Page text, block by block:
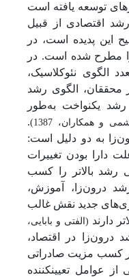
توسعه یافته است
اقتصادی از قبیل
این پدیده است، در
مطرح شده است. در
الگوی نئوکلاسیک،
محققان، الگوی رشد
یکنواخت به‌طور
و همکاران، 1387)
.
به دو دلیل است:
دارا بودن تغییرات
رشد بالاتر را کسب
درون‌زا، آموزش،
جدید نقش غالب
دارند (الفتی و بابایی،
درون‌زا در اقتصاد،
کسب مزیت صادراتی
از عوامل تعیین­کننده